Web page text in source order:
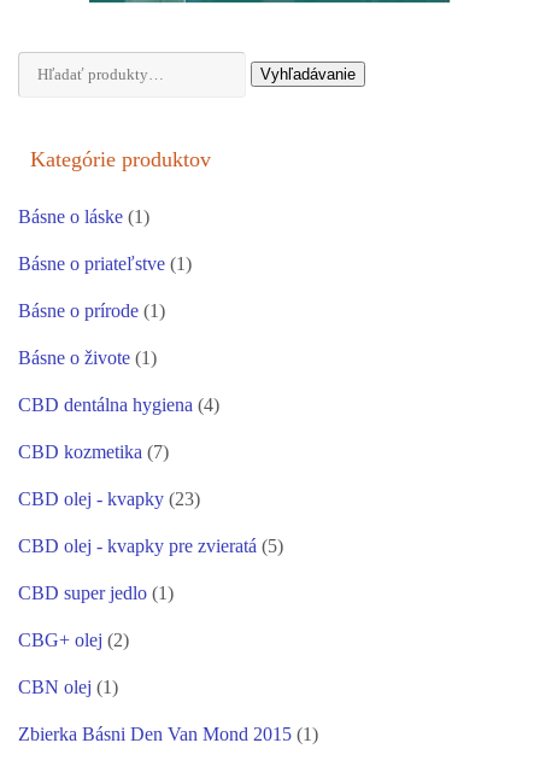
Hľadať: Vyhľadávanie
Kategórie produktov
Básne o láske (1)
Básne o priateľstve (1)
Básne o prírode (1)
Básne o živote (1)
CBD dentálna hygiena (4)
CBD kozmetika (7)
CBD olej - kvapky (23)
CBD olej - kvapky pre zvieratá (5)
CBD super jedlo (1)
CBG+ olej (2)
CBN olej (1)
Zbierka Básni Den Van Mond 2015 (1)